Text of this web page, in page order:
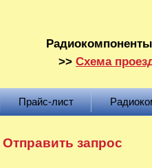
>> Схема
Прайс-лист
Отправить запрос